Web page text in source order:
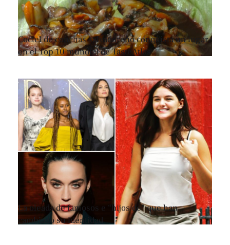
Coctel de conchas salvadoreño conquista un lugar
en el Top 10 mundial de TasteAtlas
La oleada de famosos e “hijos de” que han
cambiado su identidad